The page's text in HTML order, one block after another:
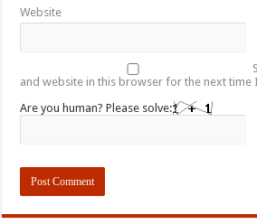
Website
and website in this browser for the next time
Are you human? Please solve: